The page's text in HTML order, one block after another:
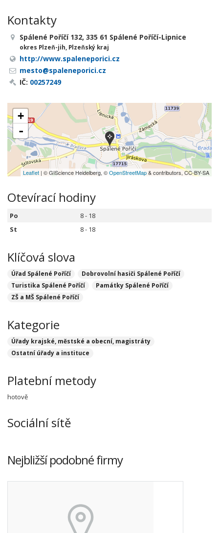
Kontakty
Spálené Poříčí 132, 335 61 Spálené Poříčí-Lipnice
okres Plzeň-jih, Plzeňský kraj
http://www.spaleneporici.cz
mesto@spaleneporici.cz
IČ: 00257249
+
-
Leaflet | © GIScience Heidelberg, ©OpenStreetMap& contributors, CC-BY-SA
Otevírací hodiny
Po
8 - 18
St
8 - 18
Klíčová slova
Úřad Spálené Poříčí
Dobrovolní hasiči Spálené Poříčí
Turistika Spálené Poříčí
Památky Spálené Poříčí
ZŠ a MŠ Spálené Poříčí
Kategorie
Úřady krajské, městské a obecní, magistráty
Ostatní úřady a instituce
Platební metody
hotově
Sociální sítě
Nejbližší podobné firmy